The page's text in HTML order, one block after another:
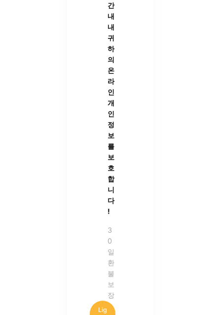
간
내
내
귀
하
의
온
라
인
개
인
정
보
를
보
호
합
니
다
!
3
0
일
환
불
보
장
Lig